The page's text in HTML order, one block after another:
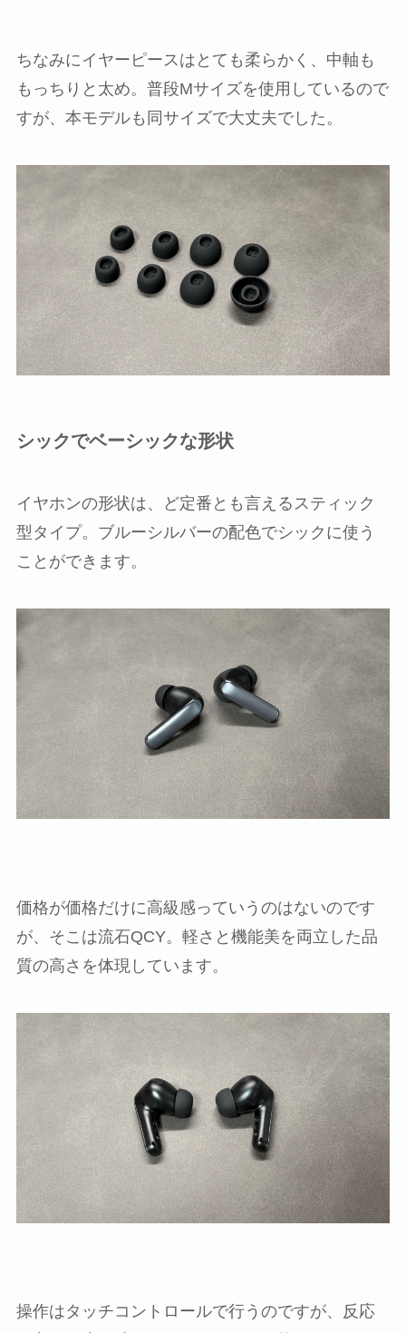
ちなみにイヤーピースはとても柔らかく、中軸も
もっちりと太め。普段Mサイズを使用しているので
すが、本モデルも同サイズで大丈夫でした。
シックでベーシックな形状
イヤホンの形状は、ど定番とも言えるスティック
型タイプ。ブルーシルバーの配色でシックに使う
ことができます。
価格が価格だけに高級感っていうのはないのです
が、そこは流石QCY。軽さと機能美を両立した品
質の高さを体現しています。
操作はタッチコントロールで行うのですが、反応